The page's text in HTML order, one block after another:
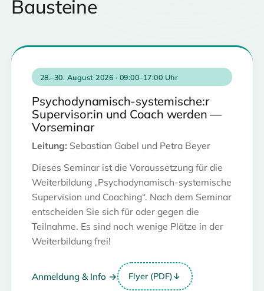
Bausteine
28.–30. August 2026 · 09:00–17:00 Uhr
Psychodynamisch-systemische:r
Supervisor:in und Coach werden —
Vorseminar
Leitung: Sebastian Gabel und Petra Beyer
Dieses Seminar ist die Voraussetzung für die
Weiterbildung „Psychodynamisch-systemische
Supervision und Coaching“. Nach dem Seminar
entscheiden Sie sich für oder gegen die
Teilnahme. Es sind noch wenige Plätze in der
Weiterbildung frei!
Anmeldung & Info → Flyer (PDF)↓